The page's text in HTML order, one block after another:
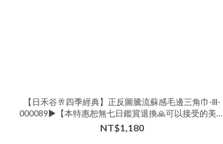
【日禾谷🥂四季經典】正反圖騰流蘇感毛邊三角巾-lll-
000089▶【本特惠恕無七日鑑賞退換🙏可以接受的美女
再下單💗】
NT$1,180